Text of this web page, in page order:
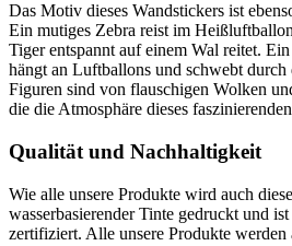
Das Motiv dieses Wandstickers ist
Ein mutiges Zebra reist im
Tiger entspannt auf einem Wal reitet.
hängt an Luftballons und schwebt
Figuren sind von flauschigen Wolken
die die Atmosphäre dieses
Qualität und Nachhaltigkeit
Wie alle unsere Produkte wird auch
wasserbasierender Tinte gedruckt und
zertifiziert. Alle unsere Produkte